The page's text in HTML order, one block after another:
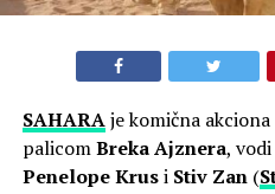
SAHARAje komična
palicomBreka Ajznera,
Penelope Krusi Stiv Zan (